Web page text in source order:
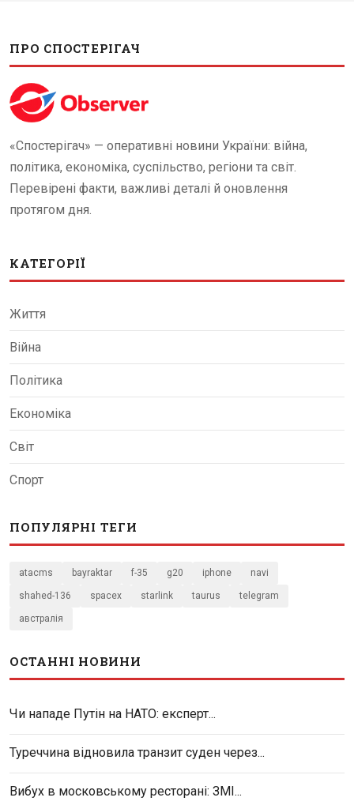
ПРО СПОСТЕРІГАЧ
«Спостерігач» — оперативні новини України: війна,
політика, економіка, суспільство, регіони та світ.
Перевірені факти, важливі деталі й оновлення
протягом дня.
КАТЕГОРІЇ
Життя
Війна
Політика
Економіка
Світ
Спорт
ПОПУЛЯРНІ ТЕГИ
atacms bayraktar f-35 g20 iphone navi
shahed-136 spacex starlink taurus telegram
австралія
ОСТАННІ НОВИНИ
Чи нападе Путін на НАТО: експерт...
Туреччина відновила транзит суден через...
Вибух в московському ресторані: ЗМІ...